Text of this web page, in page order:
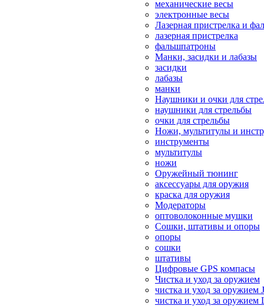
механические весы
электронные весы
Лазерная пристрелка и
лазерная пристрелка
фальшпатроны
Манки, засидки и лабазы
засидки
лабазы
манки
Наушники и очки для
наушники для стрельбы
очки для стрельбы
Ножи, мультитулы и
инструменты
мультитулы
ножи
Оружейный тюнинг
аксессуары для оружия
краска для оружия
Модераторы
оптоволоконные мушки
Сошки, штативы и опоры
опоры
сошки
штативы
Цифровые GPS компасы
Чистка и уход за оружием
чистка и уход за оружием
чистка и уход за оружием